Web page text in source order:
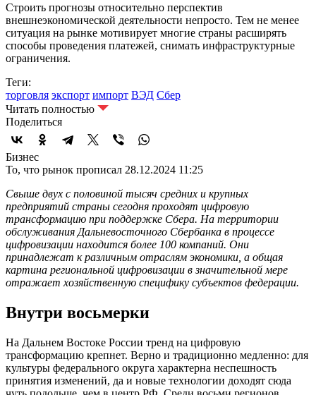
Строить прогнозы относительно перспектив
внешнеэкономической деятельности непросто. Тем не менее
ситуация на рынке мотивирует многие страны расширять
способы проведения платежей, снимать инфраструктурные
ограничения.
Теги:
торговля экспорт импорт ВЭД Сбер
Читать полностью
Поделиться
Бизнес
То, что рынок прописал 28.12.2024 11:25
Свыше двух с половиной тысяч средних и крупных
предприятий страны сегодня проходят цифровую
трансформацию при поддержке Сбера. На территории
обслуживания Дальневосточного Сбербанка в процессе
цифровизации находится более 100 компаний. Они
принадлежат к различным отраслям экономики, а общая
картина региональной цифровизации в значительной мере
отражает хозяйственную специфику субъектов федерации.
Внутри восьмерки
На Дальнем Востоке России тренд на цифровую
трансформацию крепнет. Верно и традиционно медленно: для
культуры федерального округа характерна неспешность
принятия изменений, да и новые технологии доходят сюда